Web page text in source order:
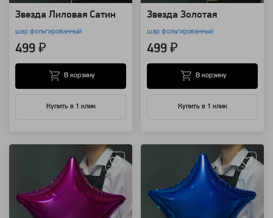
Звезда Лиловая Сатин
шар фольгированный
499 ₽
Купить в 1 клик
В корзину
Звезда Золотая
шар фольгированный
499 ₽
Купить в 1 клик
В корзину